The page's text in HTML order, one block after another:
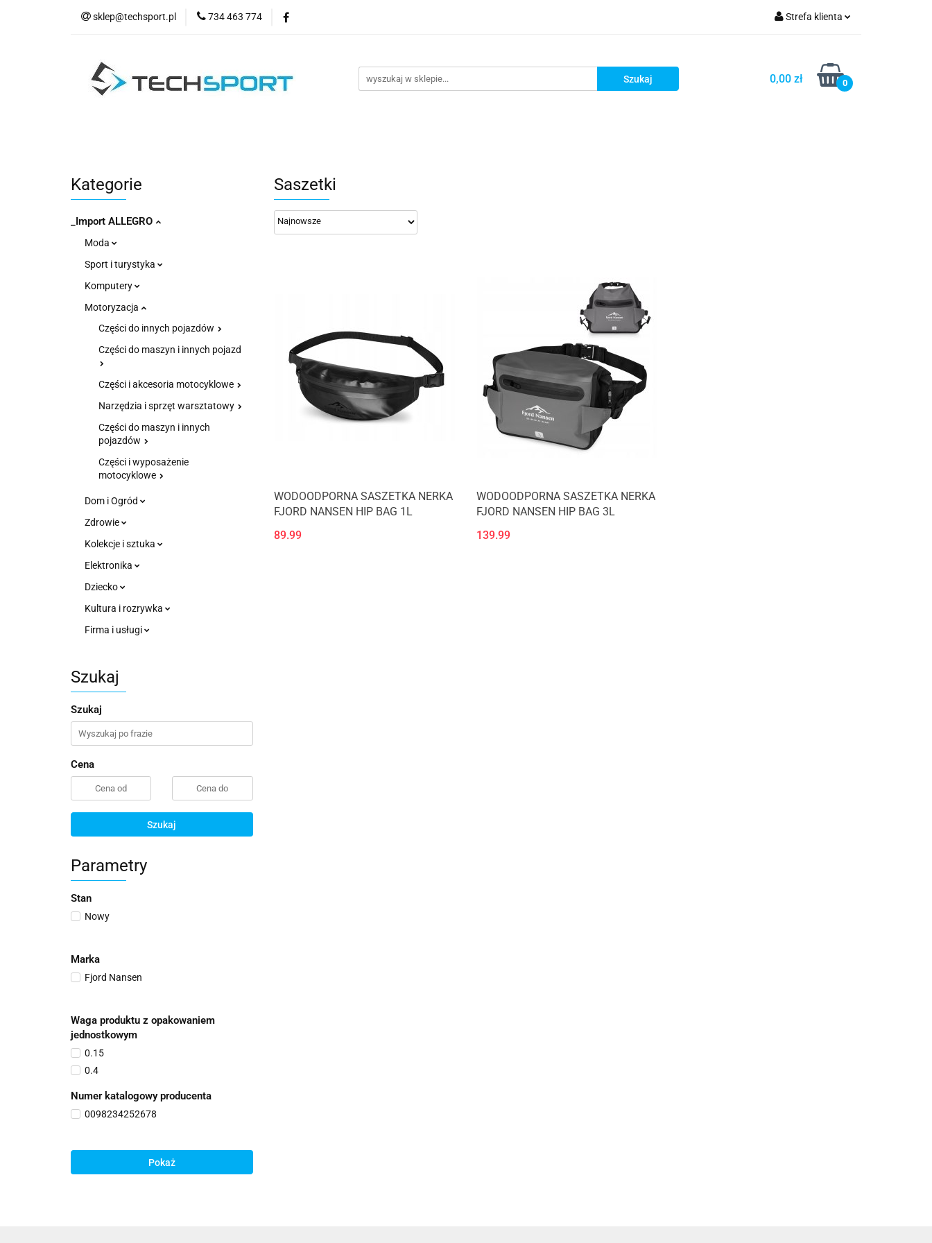
sklep@techsport.pl 734 463 774 Strefa klienta
Zarejestruj się
Dodaj zgłoszenie
0,00 zł 0
WYPRZEDAŻ
Kategorie
_Import ALLEGRO
Moda
Sport i turystyka
Komputery
Motoryzacja
Części do innych pojazdów
Części do maszyn i innych pojazd
Części i akcesoria motocyklowe
Narzędzia i sprzęt warsztatowy
Części do maszyn i innych
pojazdów
Części i wyposażenie
motocyklowe
Dom i Ogród
Zdrowie
Kolekcje i sztuka
Elektronika
Dziecko
Kultura i rozrywka
Firma i usługi
Szukaj
Szukaj
Cena
Szukaj
Parametry
Stan
Nowy
Marka
Fjord Nansen
Waga produktu z opakowaniem
jednostkowym
0.15
0.4
Numer katalogowy producenta
0098234252678
Pokaż
Saszetki
WODOODPORNA SASZETKA NERKA
FJORD NANSEN HIP BAG 1L
89.99
WODOODPORNA SASZETKA NERKA
FJORD NANSEN HIP BAG 3L
139.99